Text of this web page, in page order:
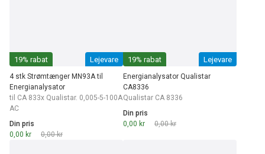
19% rabat Lejevare
4 stk Strømtænger MN93A til
Energianalysator
til CA 833x Qualistar. 0,005-5-100A
AC
Din pris
0,00 kr
0,00 kr
19% rabat Lejevare
Energianalysator Qualistar
CA8336
Qualistar CA 8336
Din pris
0,00 kr
0,00 kr